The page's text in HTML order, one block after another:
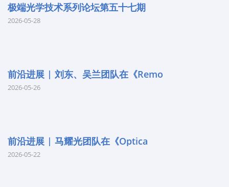
极端光学技术系列论坛第五十七期
2026-05-28
前沿进展 | 刘东、吴兰团队在《Remo
2026-05-26
前沿进展 | 马耀光团队在《Optica
2026-05-22